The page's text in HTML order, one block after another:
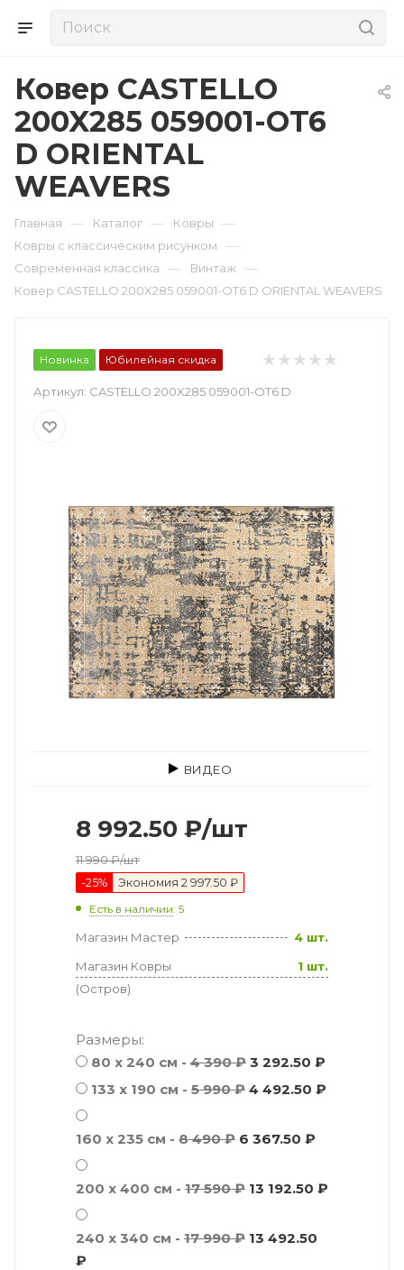
Ковер CASTELLO
200X285 059001-OT6
D ORIENTAL
WEAVERS
Главная — Каталог — Ковры —
Ковры с классическим рисунком —
Современная классика — Винтаж —
Ковер CASTELLO 200X285 059001-OT6 D ORIENTAL WEAVERS
Новинка Юбилейная скидка
Артикул: CASTELLO 200X285 059001-OT6 D
ВИДЕО
8 992.50 ₽/шт
11 990₽/шт
-25% Экономия 2 997.50 ₽
Есть в наличии: 5
Магазин Мастер
4 шт.
Магазин Ковры
(Остров)
1 шт.
Размеры:
80 x 240 см - 4 390 ₽ 3 292.50 ₽
133 x 190 см - 5 990 ₽ 4 492.50 ₽
160 x 235 см - 8 490 ₽ 6 367.50 ₽
200 x 400 см - 17 590 ₽ 13 192.50 ₽
240 x 340 см - 17 990 ₽ 13 492.50
₽